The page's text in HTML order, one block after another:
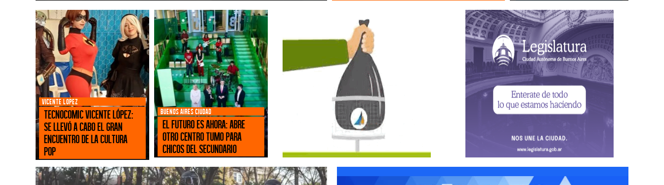
VICENTE LOPEZ
Tecnocomic Vicente López:
se llevó a cabo el gran
encuentro de la cultura
pop
BUENOS AIRES CIUDAD
El futuro es ahora: abre
otro centro TUMO para
chicos del secundario